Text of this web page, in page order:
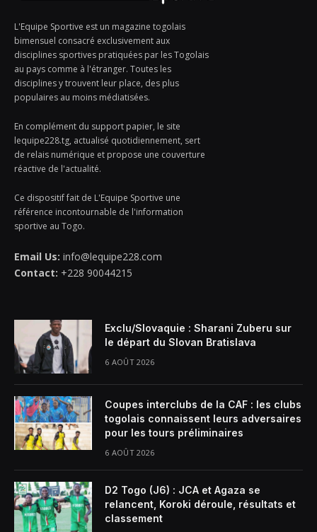
L'Equipe Sportive est un magazine togolais
bimensuel consacré exclusivement aux
disciplines sportives pratiquées par les Togolais
au pays comme à l'étranger. Toutes les
disciplines y trouvent leur place, des plus
populaires au moins médiatisées.
En complément du support papier, le site
lequipe228.tg, actualisé quotidiennement, sert
de relais numérique et propose une couverture
réactive de l'actualité.
Ce dispositif fait de L'Equipe Sportive une
référence incontournable de l'information
sportive au Togo.
Email Us: info@lequipe228.com
Contact: +228 90044215
Exclu/Slovaquie : Sharani Zuberu sur
le départ du Slovan Bratislava
6 AOÛT 2026
Coupes interclubs de la CAF : les clubs
togolais connaissent leurs adversaires
pour les tours préliminaires
6 AOÛT 2026
D2 Togo (J6) : JCA et Agaza se
relancent, Koroki déroule, résultats et
classement